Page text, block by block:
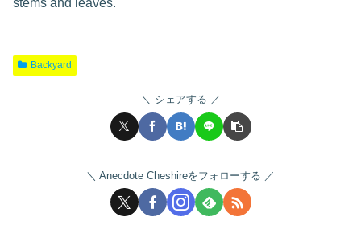
Backyard
シェアする
Anecdote Cheshireをフォローする